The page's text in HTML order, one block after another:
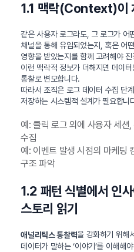
1.1 맥락(Context)이
같은 사용자 로그라도, 그 로그가 어
채널을 통해 유입되었는지, 혹은 어
영향을 받았는지를 함께 고려해야
이런 맥락적 정보가 더해지면 데이
통찰로 변모합니다.
따라서 조직은 로그 데이터 수집 단
저장하는 시스템적 설계가 필요합니
예: 클릭 로그 외에 사용자 세션
수집
예: 이벤트 발생 시점의 마케팅
구조 파악
1.2 패턴 식별에서 인
스토리 읽기
애널리틱스 통찰력을 강화하기 위해
데이터가 말하는 ‘이야기’를 이해해